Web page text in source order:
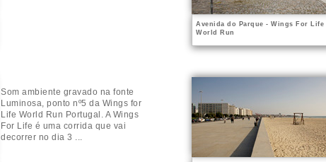
Avenida do Parque - Wings For Life
World Run
Som ambiente gravado na fonte
Luminosa, ponto nº5 da Wings for
Life World Run Portugal. A Wings
For Life é uma corrida que vai
decorrer no dia 3 ...